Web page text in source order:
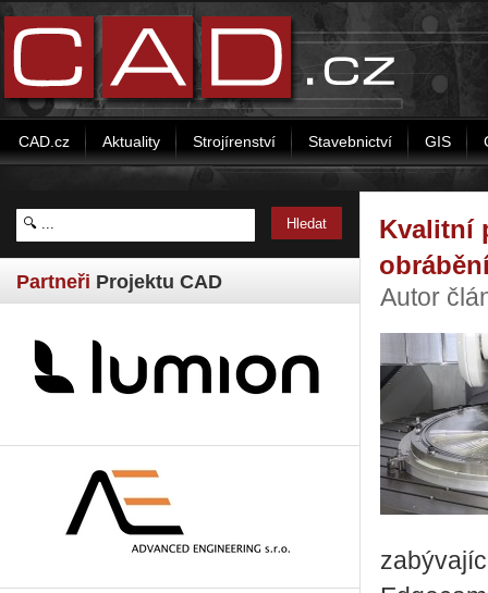
CAD.cz Aktuality Strojírenství Stavebnictví GIS
Partneři Projektu CAD
Kvalitní
Autor